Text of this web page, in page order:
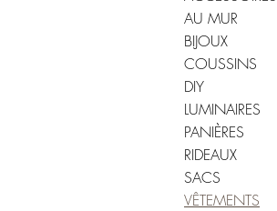
AU MUR
BIJOUX
COUSSINS
DIY
LUMINAIRES
PANIÈRES
RIDEAUX
SACS
VÊTEMENTS